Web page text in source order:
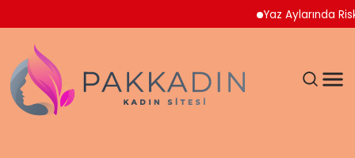
Yaz Aylarında Riskli